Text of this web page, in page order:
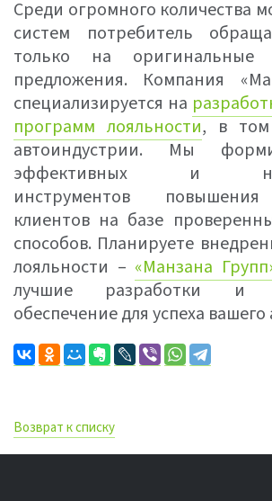
Среди огромного количества
систем потребитель
только на
предложения. Компания
специализируется на
программ лояльности, в том
автоиндустрии. Мы
эффективных и
инструментов
клиентов на базе
способов. Планируете
лояльности – «Манзана
лучшие разработки и
обеспечение для успеха вашего
Возврат к списку